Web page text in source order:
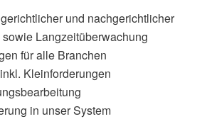
und nachgerichtlicher
Langzeitüberwachung
für alle Branchen
Kleinforderungen
in unser System